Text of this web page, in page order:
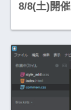
8/8(土)開